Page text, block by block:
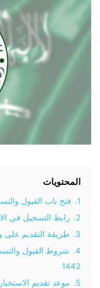
المحتويات
1.
فتح باب القبول
2.
رابط التسجيل في
3.
طريقة التقديم على
4.
شروط القبول
1442
5.
موعد تقديم